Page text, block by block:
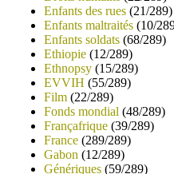
Enfants des rues (21/289)
Enfants maltraités (10/
Enfants soldats (68/289)
Ethiopie (12/289)
Ethnopsy (15/289)
EVVIH (55/289)
Film (22/289)
Fonds mondial (48/289)
Françafrique (39/289)
France (289/289)
Gabon (12/289)
Génériques (59/289)